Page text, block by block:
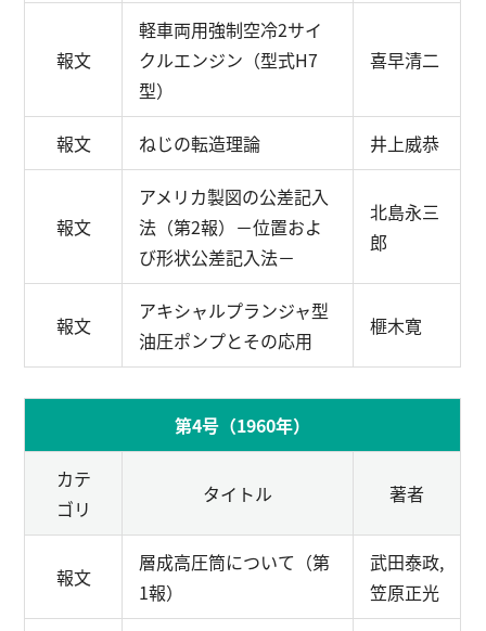
報文
軽車両用強制空冷2サイ
クルエンジン（型式H7
型）
喜早清二
報文 ねじの転造理論 井上威恭
報文
アメリカ製図の公差記入
法（第2報） －位置およ
び形状公差記入法－
北島永三
郎
報文
アキシャルプランジャ型
油圧ポンプとその応用
榧木寛
第4号（1960年）
カテ
ゴリ
タイトル 著者
報文
層成高圧筒について（第
1報）
武田泰政,
笠原正光